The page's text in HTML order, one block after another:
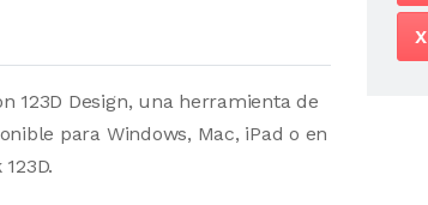
123D Design, una herramienta de
para Windows, Mac, iPad o en
X